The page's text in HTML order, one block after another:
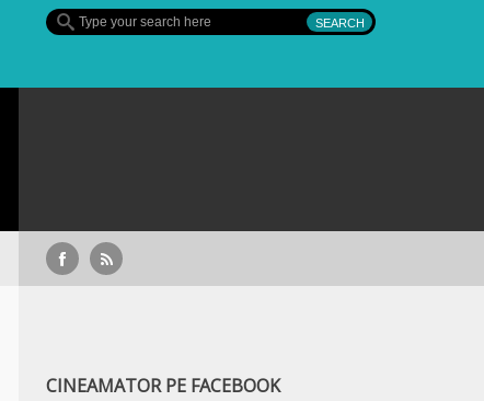
4, pe Diva
CINEAMATOR PE FACEBOOK